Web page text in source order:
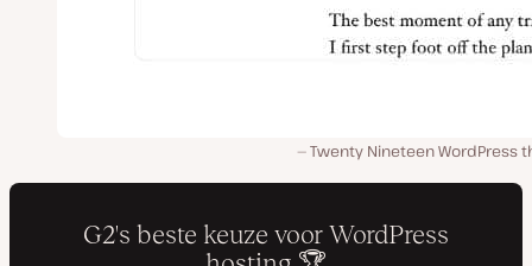
Twenty Nineteen WordPress